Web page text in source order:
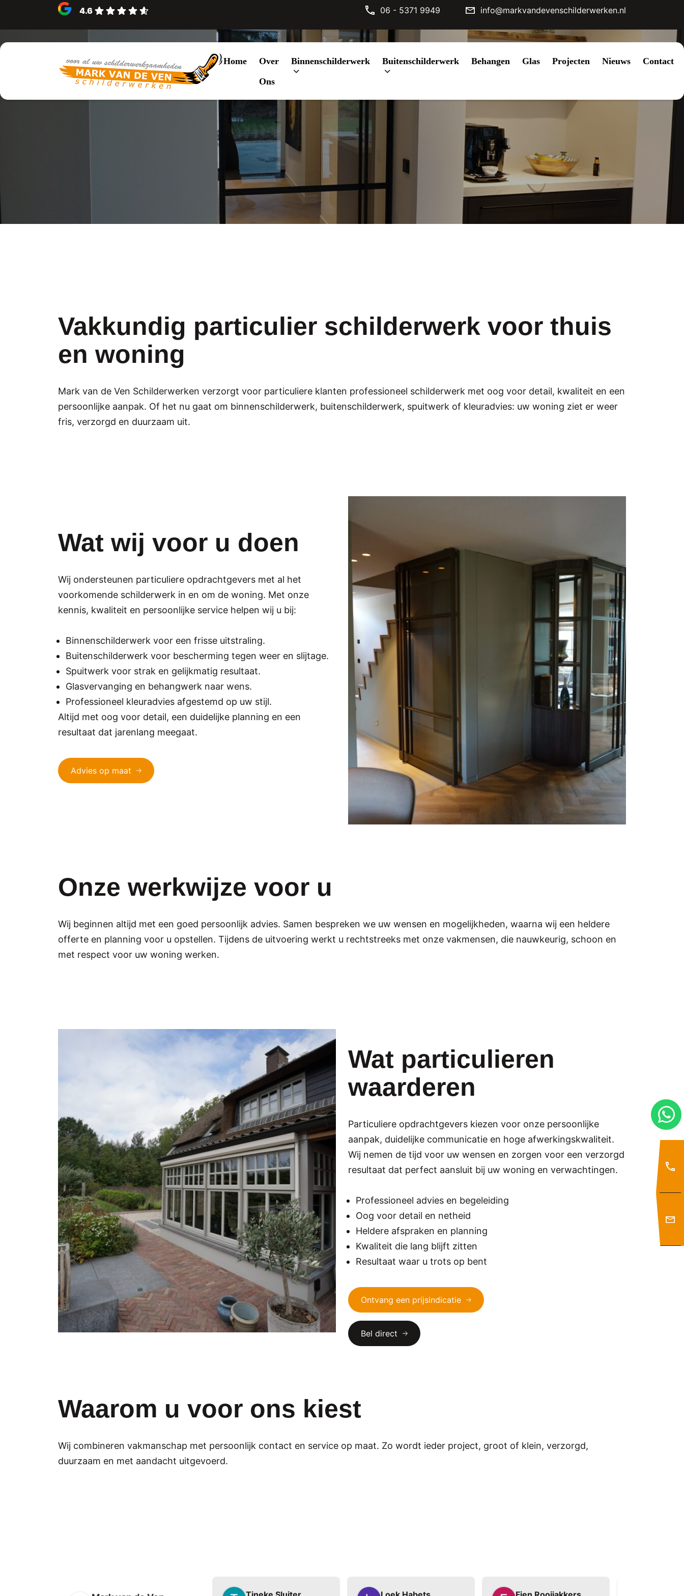
4.6 06 - 5371 9949 info@markvandevenschilderwerken.nl
Home
Over
Ons
Binnenschilderwerk Buitenschilderwerk Behangen Glas Projecten Nieuws Contact
Particulier
Vakkundig particulier schilderwerk voor thuis
en woning
Mark van de Ven Schilderwerken verzorgt voor particuliere klanten professioneel schilderwerk met oog voor detail, kwaliteit en een
persoonlijke aanpak. Of het nu gaat om binnenschilderwerk, buitenschilderwerk, spuitwerk of kleuradvies: uw woning ziet er weer
fris, verzorgd en duurzaam uit.
Wat wij voor u doen
Wij ondersteunen particuliere opdrachtgevers met al het
voorkomende schilderwerk in en om de woning. Met onze
kennis, kwaliteit en persoonlijke service helpen wij u bij:
Binnenschilderwerk voor een frisse uitstraling.
Buitenschilderwerk voor bescherming tegen weer en slijtage.
Spuitwerk voor strak en gelijkmatig resultaat.
Glasvervanging en behangwerk naar wens.
Professioneel kleuradvies afgestemd op uw stijl.
Altijd met oog voor detail, een duidelijke planning en een
resultaat dat jarenlang meegaat.
Advies op maat
Onze werkwijze voor u
Wij beginnen altijd met een goed persoonlijk advies. Samen bespreken we uw wensen en mogelijkheden, waarna wij een heldere
offerte en planning voor u opstellen. Tijdens de uitvoering werkt u rechtstreeks met onze vakmensen, die nauwkeurig, schoon en
met respect voor uw woning werken.
Wat particulieren
waarderen
Particuliere opdrachtgevers kiezen voor onze persoonlijke
aanpak, duidelijke communicatie en hoge afwerkingskwaliteit.
Wij nemen de tijd voor uw wensen en zorgen voor een verzorgd
resultaat dat perfect aansluit bij uw woning en verwachtingen.
Professioneel advies en begeleiding
Oog voor detail en netheid
Heldere afspraken en planning
Kwaliteit die lang blijft zitten
Resultaat waar u trots op bent
Ontvang een prijsindicatie
Bel direct
Waarom u voor ons kiest
Wij combineren vakmanschap met persoonlijk contact en service op maat. Zo wordt ieder project, groot of klein, verzorgd,
duurzaam en met aandacht uitgevoerd.